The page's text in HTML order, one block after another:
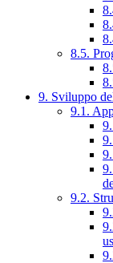
8.5.
9. Sviluppo
9.1.
9.2.